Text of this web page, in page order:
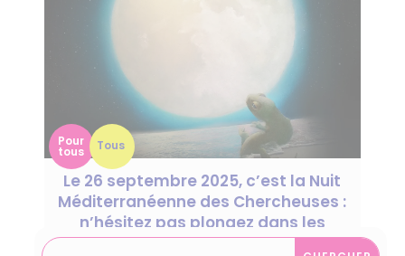
Le 26 septembre 2025, c’est la Nuit
Méditerranéenne des Chercheuses :
n’hésitez pas plongez dans les
sciences !
Pour
tous Tous